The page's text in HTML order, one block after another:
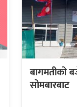
बागमतीको
सोमबारबाट